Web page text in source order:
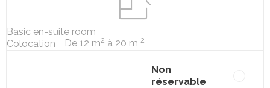
Basic en-suite room
Colocation
De 12 m2 à 20 m 2
Non
réservable